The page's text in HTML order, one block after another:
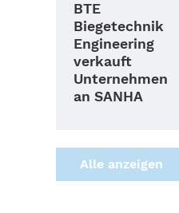
BTE
Biegetechnik
Engineering
verkauft
Unternehmen
an SANHA
Alle anzei­gen